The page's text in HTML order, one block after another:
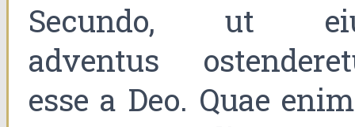
Secundo, ut
adventus
esse a Deo. Quae